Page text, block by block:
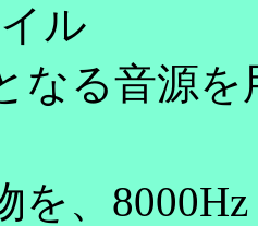
ル
なる音源
を、